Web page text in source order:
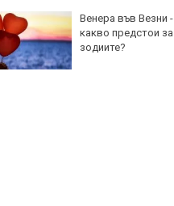
Венера във Везни -
какво предстои за
зодиите?